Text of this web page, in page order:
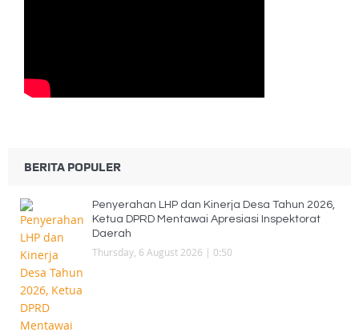
BERITA POPULER
Penyerahan LHP dan Kinerja Desa Tahun 2026,
Ketua DPRD Mentawai Apresiasi Inspektorat
Daerah
Thursday, 6 August 2026 | 0:50